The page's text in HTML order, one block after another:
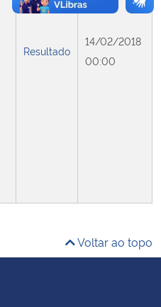
Resultado
14/02/2018
00:00
Voltar ao topo